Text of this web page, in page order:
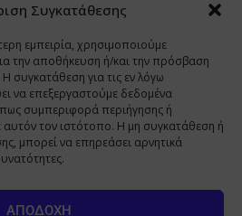
Συγκατάθεσης
εμπειρία, χρησιμοποιούμε
την αποθήκευση ή/και την πρόσβαση
συγκατάθεση για τις εν λόγω
να επεξεργαστούμε δεδομένα
συμπεριφορά περιήγησης ή
αυτόν τον ιστότοπο. Η μη συγκατάθεση ή
μπορεί να επηρεάσει αρνητικά
ΑΠΟΔΟΧΉ
- 2026 © Χαραμή Α.Ε.
www.HealthExpo.gr • www.YO.gr
• www.eLearning-
• www.Charami-SA.gr
την παραμονή σας σε αυτή δηλώνετε,